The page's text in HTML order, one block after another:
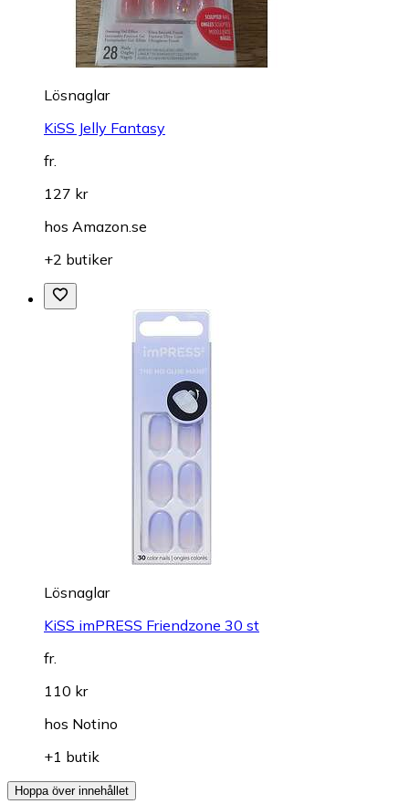
Lösnaglar
KiSS Jelly Fantasy
fr.
127 kr
hos Amazon.se
+2 butiker
Lösnaglar
KiSS imPRESS Friendzone 30 st
fr.
110 kr
hos Notino
+1 butik
Hoppa över innehållet